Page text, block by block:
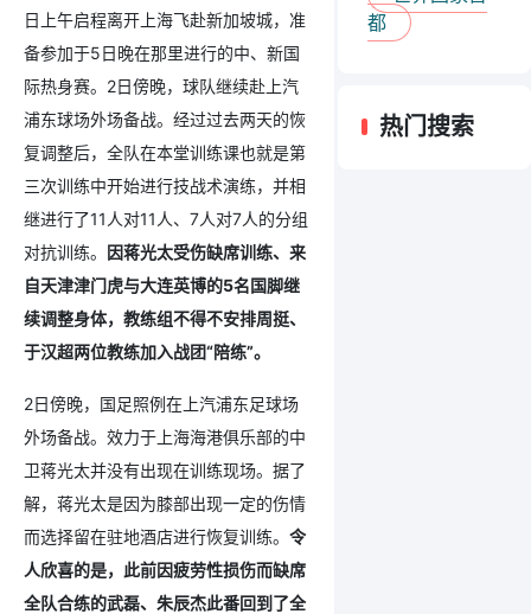
日上午启程离开上海飞赴新加坡城，准
备参加于5日晚在那里进行的中、新国
际热身赛。2日傍晚，球队继续赴上汽
浦东球场外场备战。经过过去两天的恢
复调整后，全队在本堂训练课也就是第
三次训练中开始进行技战术演练，并相
继进行了11人对11人、7人对7人的分组
对抗训练。 因蒋光太受伤缺席训练、来
自天津津门虎与大连英博的5名国脚继
续调整身体，教练组不得不安排周挺、
于汉超两位教练加入战团“陪练”。
2日傍晚，国足照例在上汽浦东足球场
外场备战。效力于上海海港俱乐部的中
卫蒋光太并没有出现在训练现场。据了
解，蒋光太是因为膝部出现一定的伤情
而选择留在驻地酒店进行恢复训练。 令
人欣喜的是，此前因疲劳性损伤而缺席
全队合练的武磊、朱辰杰此番回到了全
都
热门搜索